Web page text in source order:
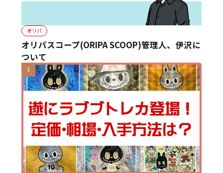
オリパ
オリパスコープ(ORIPA SCOOP)管理人、伊沢に
ついて